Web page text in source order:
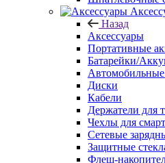
Назад
Аксессуары
Портативные
Батарейки/
Диски
Кабели
Держатели для
Чехлы для
Сетевые
Защитные
Флеш-